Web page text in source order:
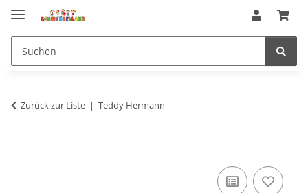
Zurück zur Liste Teddy Hermann